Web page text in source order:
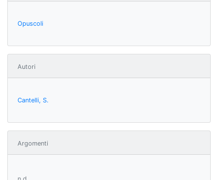
Opuscoli
Autori
Cantelli, S.
Argomenti